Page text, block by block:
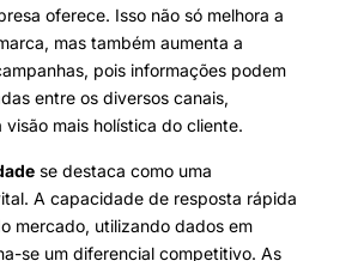
oferece. Isso não só melhora a
mas também aumenta a
pois informações podem
entre os diversos canais,
visão mais holística do cliente.
se destaca como uma
A capacidade de resposta rápida
mercado, utilizando dados em
se um diferencial competitivo. As